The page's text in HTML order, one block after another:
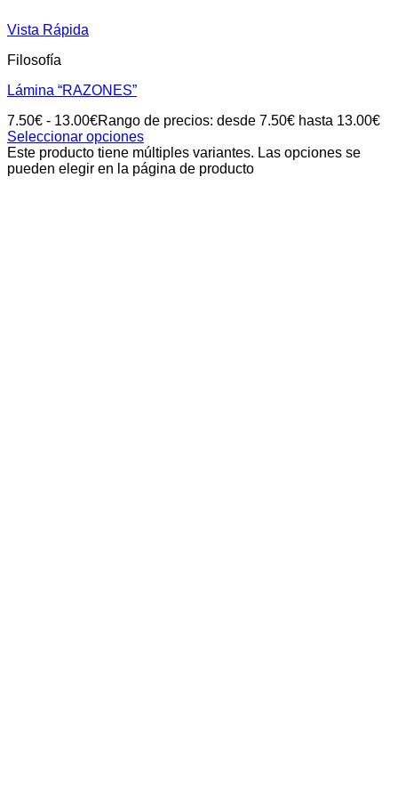
Vista Rápida
Filosofía
Lámina “RAZONES”
7.50€ - 13.00€Rango de precios: desde 7.50€ hasta 13.00€
Seleccionar opciones
Este producto tiene múltiples variantes. Las opciones se
pueden elegir en la página de producto